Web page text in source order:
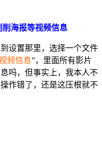
海报等视频信息
设置那里，选择一个文件
频信息”，里面所有影片
吗，但事实上，我本人不
作错了，还是这压根就不